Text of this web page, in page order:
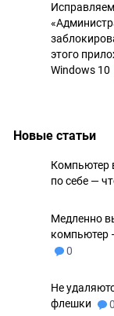
этого
Windows 10
Новые статьи
Компьютер
по себе —
Медленно
компьютер
0
Не
флешки
0